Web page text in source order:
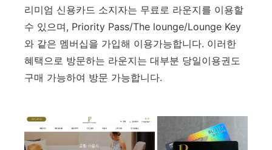
리미엄 신용카드 소지자는 무료로 라운지를 이용할
수 있으며, Priority Pass/The lounge/Lounge Key
와 같은 멤버십을 가입해 이용가능합니다. 이러한
혜택으로 방문하는 라운지는 대부분 당일이용권도
구매 가능하여 방문 가능합니다.